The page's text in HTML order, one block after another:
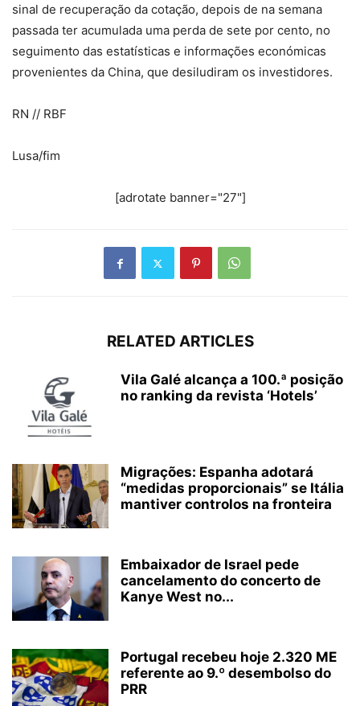
sinal de recuperação da cotação, depois de na semana
passada ter acumulada uma perda de sete por cento, no
seguimento das estatísticas e informações económicas
provenientes da China, que desiludiram os investidores.
RN // RBF
Lusa/fim
[adrotate banner="27"]
RELATED ARTICLES
Vila Galé alcança a 100.ª posição
no ranking da revista ‘Hotels’
Migrações: Espanha adotará
“medidas proporcionais” se Itália
mantiver controlos na fronteira
Embaixador de Israel pede
cancelamento do concerto de
Kanye West no...
Portugal recebeu hoje 2.320 ME
referente ao 9.º desembolso do
PRR